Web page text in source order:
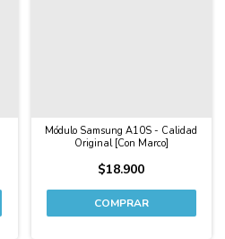
Módulo Samsung A10S - Calidad
Original [Con Marco]
$18.900